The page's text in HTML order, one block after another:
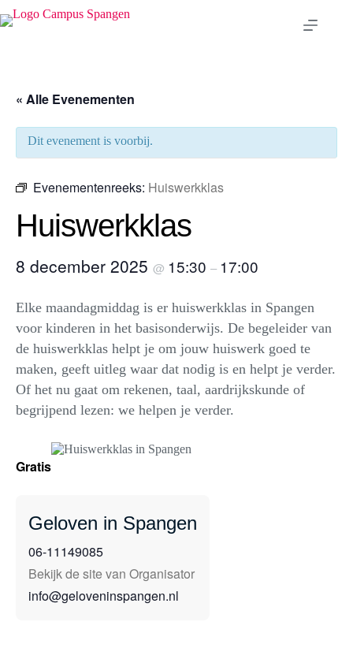
naar
« Alle Evenementen
Dit evenement is voorbij.
Evenementenreeks: Huiswerkklas
Huiswerkklas
8 december 2025 @ 15:30 – 17:00
Elke maandagmiddag is er huiswerkklas in Spangen
voor kinderen in het basisonderwijs. De begeleider van
de huiswerkklas helpt je om jouw huiswerk goed te
maken, geeft uitleg waar dat nodig is en helpt je verder.
Of het nu gaat om rekenen, taal, aardrijkskunde of
begrijpend lezen: we helpen je verder.
Gratis
Geloven in Spangen
06-11149085
Bekijk de site van Organisator
info@geloveninspangen.nl